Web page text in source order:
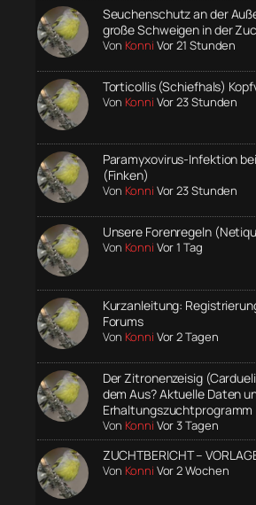
Seuchenschutz an der
große Schweigen in der
Von Konni Vor 21 Stunden
Torticollis (Schiefhals)
Von Konni Vor 23 Stunden
Paramyxovirus-Infektion
(Finken)
Von Konni Vor 23 Stunden
Unsere Forenregeln
Von Konni Vor 1 Tag
Kurzanleitung:
Forums
Von Konni Vor 2 Tagen
Der Zitronenzeisig
dem Aus? Aktuelle Daten
Erhaltungszuchtprogramm
Von Konni Vor 3 Tagen
ZUCHTBERICHT –
Von Konni Vor 2 Wochen